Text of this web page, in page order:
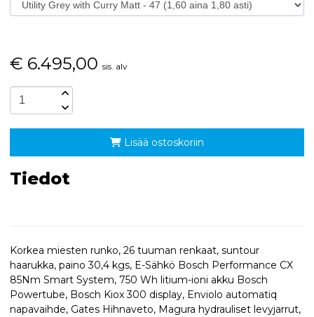
€ 6.495,00 sis. alv
Lisää ostoskoriin
Tiedot
Korkea miesten runko, 26 tuuman renkaat, suntour
haarukka, paino 30,4 kgs, E-Sähkö Bosch Performance CX
85Nm Smart System, 750 Wh litium-ioni akku Bosch
Powertube, Bosch Kiox 300 display, Enviolo automatiq
napavaihde, Gates Hihnaveto, Magura hydrauliset levyjarrut,